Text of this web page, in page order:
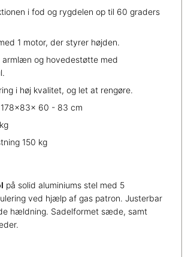
i fod og rygdelen op til 60 graders
1 motor, der styrer højden.
armlæn og hovedestøtte med
i høj kvalitet, og let at rengøre.
178x83x 60 - 83 cm
150 kg
på solid aluminiums stel med 5
ved hjælp af gas patron. Justerbar
hældning. Sadelformet sæde, samt